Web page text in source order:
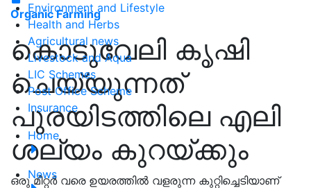
Environment and Lifestyle
Health and Herbs
Agricultural news
Livestock and Aqua
LIC Schemes
Post Office Scheme
Insurance
Home
News
Organic Farming
കൊടുവേലി കൃഷി
ചെയ്യുന്നത്
പുരയിടത്തിലെ എലി
ശല്യം കുറയ്ക്കും
ഒരു മീറ്റർ വരെ ഉയരത്തിൽ വളരുന്ന കുറ്റിച്ചെടിയാണ്